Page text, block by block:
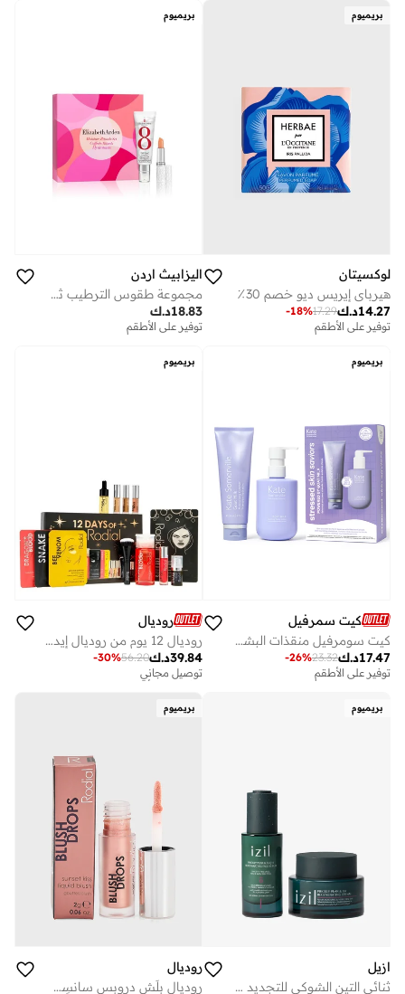
توفير على الأطقم
توفير على الأطقم
بريميوم
لوكسيتان
هيرباي إيريس ديو خصم 30٪
د.ك14.27
17.29
-18%
توفير على الأطقم
بريميوم
اليزابيث اردن
مجموعة طقوس الترطيب ثماني ساعات® قطعتين
د.ك18.83
توفير على الأطقم
بريميوم
كيت سمرفيل
كيت سومرفيل منقذات البشرة المجهدة
د.ك17.47
23.32
-26%
توفير على الأطقم
بريميوم
روديال
روديال 12 يوم من روديال إيديت
د.ك39.84
56.20
-30%
توصيل مجاني
توفير على الأطقم
توفير على الأطقم
بريميوم
ازيل
ثنائي التين الشوكي للتجديد والإحياء
بريميوم
روديال
روديال بلَش دروبس سانسِت كيس 2 مل